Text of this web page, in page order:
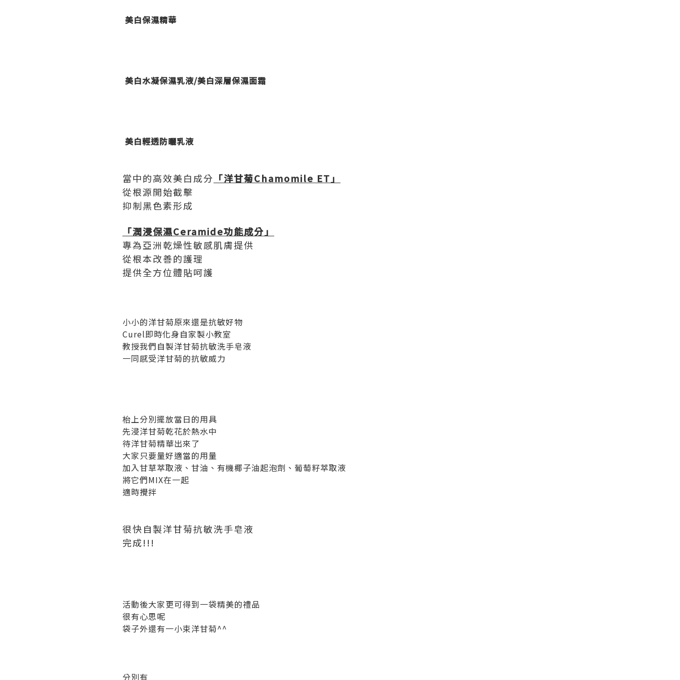
美白保濕精華
美白水凝保濕乳液/美白深層保濕面霜
美白輕透防曬乳液
當中的高效美白成分 「洋甘菊Chamomile ET」
從根源開始截擊
抑制黑色素形成
「潤浸保濕Ceramide功能成分」
專為亞洲乾燥性敏感肌膚提供
從根本改善的護理
提供全方位體貼呵護
小小的洋甘菊原來還是抗敏好物
Curel即時化身自家製小教室
教授我們自製洋甘菊抗敏洗手皂液
一同感受洋甘菊的抗敏威力
枱上分別擺放當日的用具
先浸洋甘菊乾花於熱水中
待洋甘菊精華出來了
大家只要量好適當的用量
加入甘草萃取液、甘油、有機椰子油起泡劑、葡萄籽萃取液
將它們MIX在一起
適時攪拌
很快自製洋甘菊抗敏洗手皂液
完成!!!
活動後大家更可得到一袋精美的禮品
很有心思呢
袋子外還有一小束洋甘菊^^
分別有